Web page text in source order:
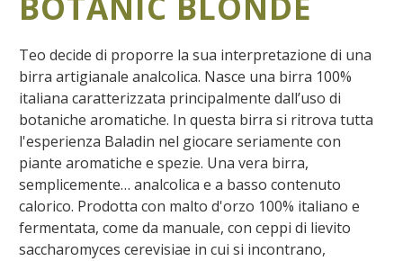
Teo decide di proporre la sua interpretazione di una
birra artigianale analcolica. Nasce una birra 100%
italiana caratterizzata principalmente dall’uso di
botaniche aromatiche. In questa birra si ritrova tutta
l'esperienza Baladin nel giocare seriamente con
piante aromatiche e spezie. Una vera birra,
semplicemente… analcolica e a basso contenuto
calorico. Prodotta con malto d'orzo 100% italiano e
fermentata, come da manuale, con ceppi di lievito
saccharomyces cerevisiae in cui si incontrano,